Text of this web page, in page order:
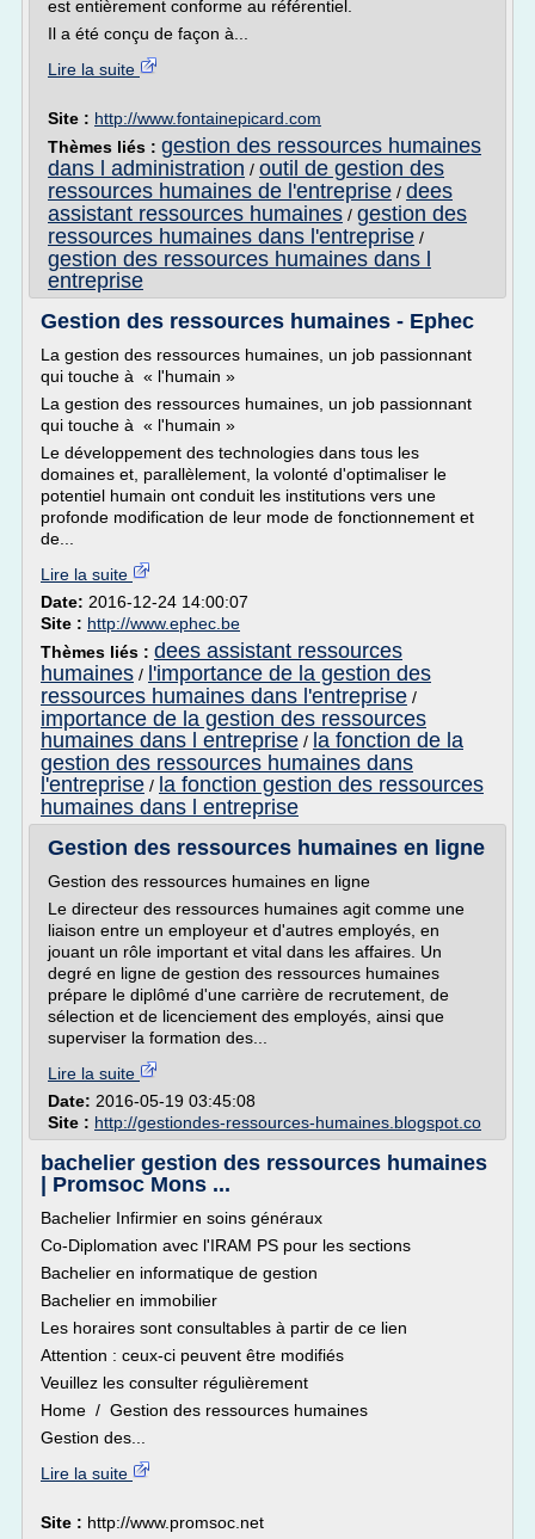
est entièrement conforme au référentiel.
Il a été conçu de façon à...
Lire la suite
Site : http://www.fontainepicard.com
Thèmes liés : gestion des ressources humaines
dans l administration / outil de gestion des
ressources humaines de l'entreprise / dees
assistant ressources humaines / gestion des
ressources humaines dans l'entreprise /
gestion des ressources humaines dans l
entreprise
Gestion des ressources humaines - Ephec
La gestion des ressources humaines, un job passionnant
qui touche à « l'humain »
La gestion des ressources humaines, un job passionnant
qui touche à « l'humain »
Le développement des technologies dans tous les
domaines et, parallèlement, la volonté d'optimaliser le
potentiel humain ont conduit les institutions vers une
profonde modification de leur mode de fonctionnement et
de...
Lire la suite
Date: 2016-12-24 14:00:07
Site : http://www.ephec.be
Thèmes liés : dees assistant ressources
humaines / l'importance de la gestion des
ressources humaines dans l'entreprise /
importance de la gestion des ressources
humaines dans l entreprise / la fonction de la
gestion des ressources humaines dans
l'entreprise / la fonction gestion des ressources
humaines dans l entreprise
Gestion des ressources humaines en ligne
Gestion des ressources humaines en ligne
Le directeur des ressources humaines agit comme une
liaison entre un employeur et d'autres employés, en
jouant un rôle important et vital dans les affaires. Un
degré en ligne de gestion des ressources humaines
prépare le diplômé d'une carrière de recrutement, de
sélection et de licenciement des employés, ainsi que
superviser la formation des...
Lire la suite
Date: 2016-05-19 03:45:08
Site : http://gestiondes-ressources-humaines.blogspot.co
bachelier gestion des ressources humaines
| Promsoc Mons ...
Bachelier Infirmier en soins généraux
Co-Diplomation avec l'IRAM PS pour les sections
Bachelier en informatique de gestion
Bachelier en immobilier
Les horaires sont consultables à partir de ce lien
Attention : ceux-ci peuvent être modifiés
Veuillez les consulter régulièrement
Home / Gestion des ressources humaines
Gestion des...
Lire la suite
Site : http://www.promsoc.net